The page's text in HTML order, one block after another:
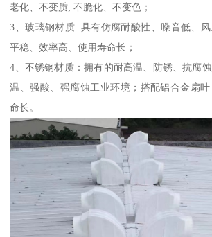
老化、不变质; 不脆化、不变色；
3、玻璃钢材质: 具有仿腐耐酸性、噪音低、
平稳、效率高、使用寿命长；
4、不锈钢材质：拥有的耐高温、防锈、抗腐
温、强酸、强腐蚀工业环境；搭配铝合金扇
命长。